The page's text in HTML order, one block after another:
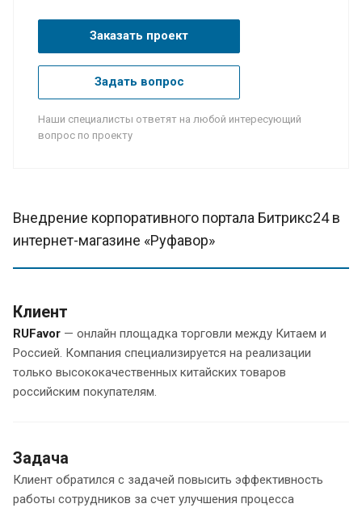
Заказать проект
Задать вопрос
Наши специалисты ответят на любой интересующий
вопрос по проекту
Внедрение корпоративного портала Битрикс24 в
интернет-магазине «Руфавор»
Клиент
RUFavor — онлайн площадка торговли между Китаем и
Россией. Компания специализируется на реализации
только высококачественных китайских товаров
российским покупателям.
Задача
Клиент обратился с задачей повысить эффективность
работы сотрудников за счет улучшения процесса